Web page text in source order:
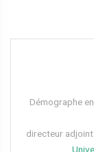
Démographe
directeur